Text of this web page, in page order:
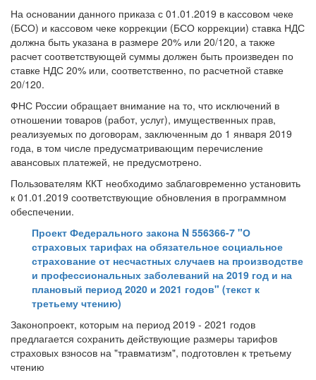
На основании данного приказа с 01.01.2019 в кассовом чеке
(БСО) и кассовом чеке коррекции (БСО коррекции) ставка НДС
должна быть указана в размере 20% или 20/120, а также
расчет соответствующей суммы должен быть произведен по
ставке НДС 20% или, соответственно, по расчетной ставке
20/120.
ФНС России обращает внимание на то, что исключений в
отношении товаров (работ, услуг), имущественных прав,
реализуемых по договорам, заключенным до 1 января 2019
года, в том числе предусматривающим перечисление
авансовых платежей, не предусмотрено.
Пользователям ККТ необходимо заблаговременно установить
к 01.01.2019 соответствующие обновления в программном
обеспечении.
Проект Федерального закона N 556366-7 "О
страховых тарифах на обязательное социальное
страхование от несчастных случаев на производстве
и профессиональных заболеваний на 2019 год и на
плановый период 2020 и 2021 годов" (текст к
третьему чтению)
Законопроект, которым на период 2019 - 2021 годов
предлагается сохранить действующие размеры тарифов
страховых взносов на "травматизм", подготовлен к третьему
чтению